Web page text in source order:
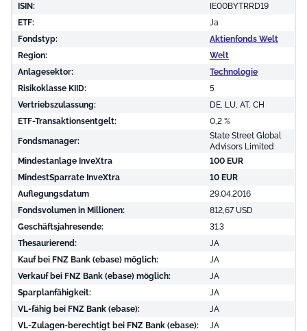
ISIN:
IE00BYTRRD19
ETF:
Ja
Fondstyp:
Aktienfonds Welt
Region:
Welt
Anlagesektor:
Technologie
Risikoklasse KIID:
5
Vertriebszulassung:
DE, LU, AT, CH
ETF-Transaktionsentgelt:
0,2 %
Fondsmanager:
State Street Global
Advisors Limited
Mindestanlage InveXtra
100 EUR
MindestSparrate InveXtra
10 EUR
Auflegungsdatum
29.04.2016
Fondsvolumen in Millionen:
812,67 USD
Geschäftsjahresende:
31.3
Thesaurierend:
JA
Kauf bei FNZ Bank (ebase) möglich:
JA
Verkauf bei FNZ Bank (ebase) möglich:
JA
Sparplanfähigkeit:
JA
VL-fähig bei FNZ Bank (ebase):
JA
VL-Zulagen-berechtigt bei FNZ Bank (ebase):
JA